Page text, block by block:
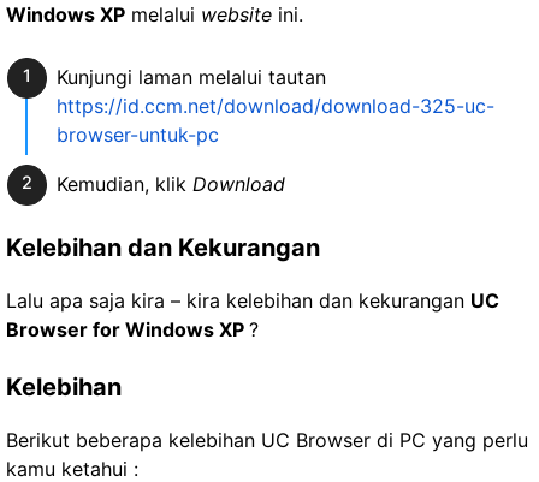
Windows XP melalui website ini.
Kunjungi laman melalui tautan
https://id.ccm.net/download/download-325-uc-
browser-untuk-pc
Kemudian, klik Download
Kelebihan dan Kekurangan
Lalu apa saja kira – kira kelebihan dan kekurangan UC
Browser for Windows XP ?
Kelebihan
Berikut beberapa kelebihan UC Browser di PC yang perlu
kamu ketahui :